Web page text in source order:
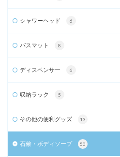
シャワーヘッド 6
バスマット 8
ディスペンサー 6
収納ラック 5
その他の便利グッズ 13
石鹸・ボディソープ 50